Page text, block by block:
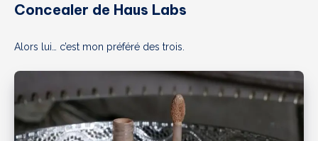
Concealer de Haus Labs
Alors lui… c’est mon préféré des trois.